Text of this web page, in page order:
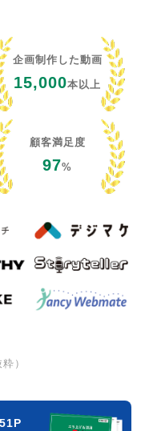
企画制作した動画
15,000本以上
顧客満足度
97%
）